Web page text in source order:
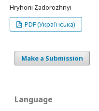
Hryhorii Zadorozhnyi
PDF (Українська)
Make a Submission
Language